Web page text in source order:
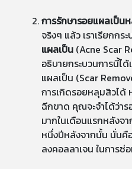
การรักษารอยแผลเป็น
จริงๆ แล้ว เราเรียกกร
แผลเป็น (Acne Scar
อธิบายกระบวนการนี้ไ
แผลเป็น (Scar
การเกิดรอยหลุมสิวได้
ฉีกขาด คุณจะจำได้ว่า
มากในเดือนแรกหลังจ
หนึ่งปีหลังจากนั้น นั่นคื
ลงคอลลาเจน ในการซ่